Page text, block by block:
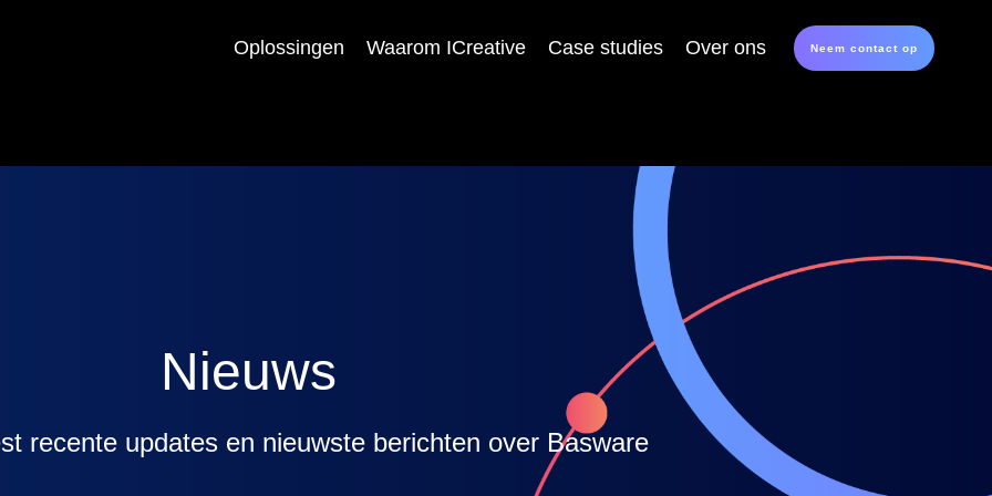
Oplossingen Waarom ICreative Case studies Over ons Neem contact op
Nieuws
recente updates en nieuwste berichten over Basware